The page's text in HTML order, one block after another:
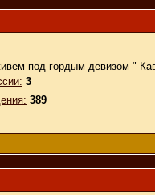
под гордым девизом "
3
389